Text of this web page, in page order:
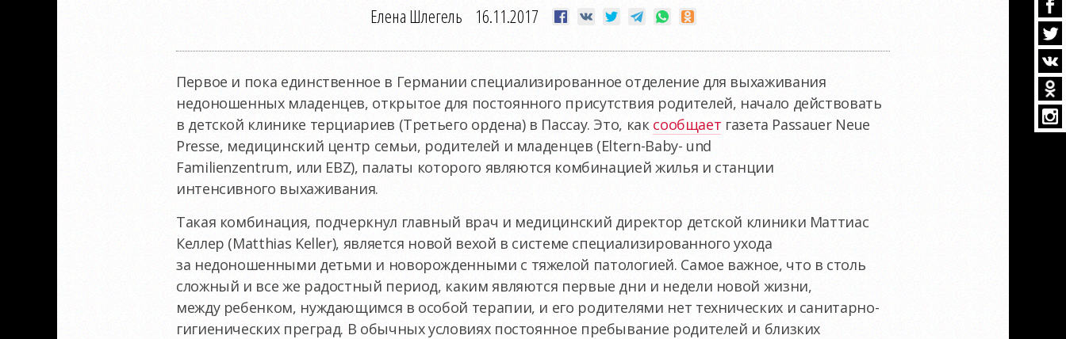
Елена Шлегель 16.11.2017
Первое и пока единственное в Германии специализированное отделение для выхаживания
недоношенных младенцев, открытое для постоянного присутствия родителей, начало действовать
в детской клинике терциариев (Третьего ордена) в Пассау. Это, как сообщает газета Passauer Neue
Presse, медицинский центр семьи, родителей и младенцев (Eltern-Baby- und
Familienzentrum, или EBZ), палаты которого являются комбинацией жилья и станции
интенсивного выхаживания.
Такая комбинация, подчеркнул главный врач и медицинский директор детской клиники Маттиас
Келлер (Matthias Keller), является новой вехой в системе специализированного ухода
за недоношенными детьми и новорожденными с тяжелой патологией. Самое важное, что в столь
сложный и все же радостный период, каким являются первые дни и недели новой жизни,
между ребенком, нуждающимся в особой терапии, и его родителями нет технических и санитарно-
гигиенических преград. В обычных условиях постоянное пребывание родителей и близких